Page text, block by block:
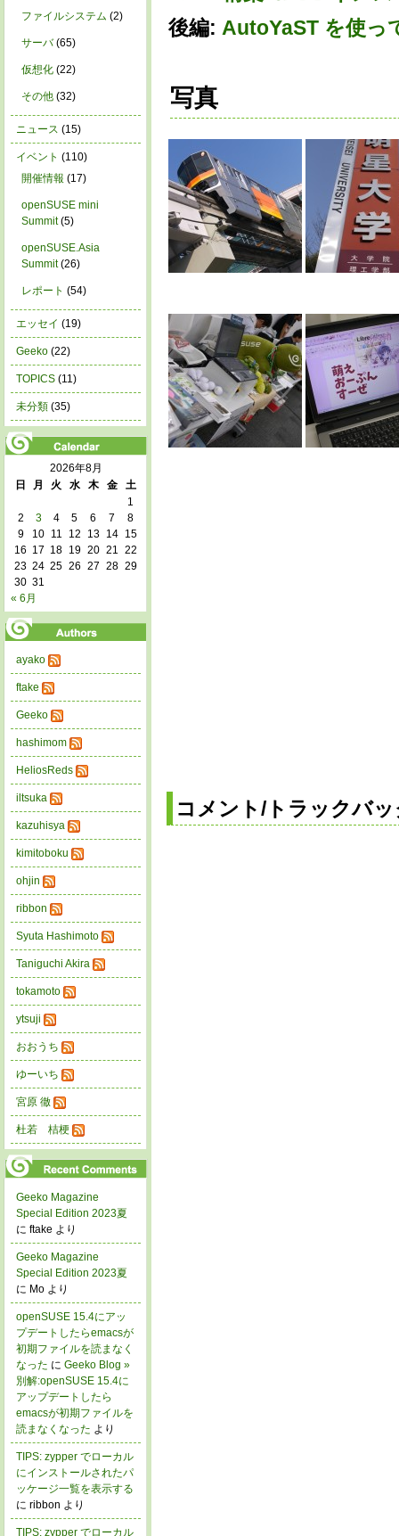
後編: AutoYaST を使っ
写真
コメント/トラックバ
ファイルシステム (2)
サーバ(65)
仮想化 (22)
その他 (32)
ニュース (15)
イベント (110)
開催情報 (17)
openSUSE mini
Summit(5)
openSUSE.Asia
Summit(26)
レポート (54)
エッセイ (19)
Geeko (22)
TOPICS (11)
未分類 (35)
2026年8月
日
月 火 水 木 金
土
1
2
3 4 5 6 7
8
9
10 11 12 13 14
15
16 17 18 19 20 21 22
23 24 25 26 27 28 29
30 31
« 6月
ayako
ftake
Geeko
hashimom
HeliosReds
iltsuka
kazuhisya
kimitoboku
ohjin
ribbon
Syuta Hashimoto
Taniguchi Akira
tokamoto
ytsuji
おおうち
ゆーいち
宮原 徹
杜若 桔梗
Geeko Magazine
Special Edition 2023夏
に ftake より
Geeko Magazine
Special Edition 2023夏
に Mo より
openSUSE 15.4にアッ
プデートしたらemacsが
初期ファイルを読まなく
なった に Geeko Blog »
別解:openSUSE 15.4に
アップデートしたら
emacsが初期ファイルを
読まなくなった より
TIPS: zypper でローカル
にインストールされたパ
ッケージ一覧を表示する
に ribbon より
TIPS: zypper でローカル